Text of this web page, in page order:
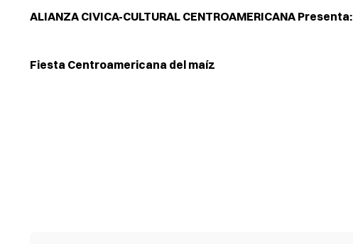
ALIANZA CIVICA-CULTURAL CENTROAMERICANA Presenta:
Fiesta Centroamericana del maíz